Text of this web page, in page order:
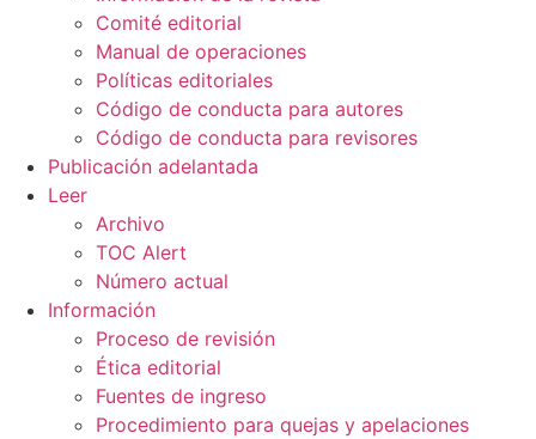
Comité editorial
Manual de operaciones
Políticas editoriales
Código de conducta para autores
Código de conducta para revisores
Publicación adelantada
Leer
Archivo
TOC Alert
Número actual
Información
Proceso de revisión
Ética editorial
Fuentes de ingreso
Procedimiento para quejas y apelaciones